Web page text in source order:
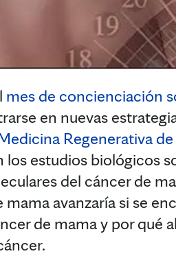
mes de concienciación
en nuevas
Regenerativa
los estudios biológicos
del cáncer de
avanzaría si se
de mama y por qué